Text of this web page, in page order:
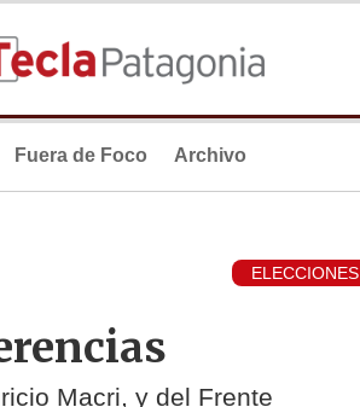
Fuera de Foco Archivo
ELECCIONES
Macri, y del Frente